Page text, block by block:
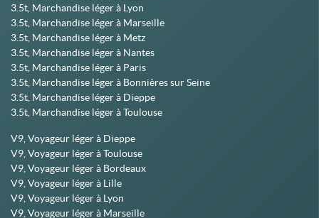
3.5t, Marchandise léger à Lyon
3.5t, Marchandise léger à Marseille
3.5t, Marchandise léger à Metz
3.5t, Marchandise léger à Nantes
3.5t, Marchandise léger à Paris
3.5t, Marchandise léger à Bonnières sur Seine
3.5t, Marchandise léger à Dieppe
3.5t, Marchandise léger à Toulouse
V9, Voyageur léger à Dieppe
V9, Voyageur léger à Toulouse
V9, Voyageur léger à Bordeaux
V9, Voyageur léger à Lille
V9, Voyageur léger à Lyon
V9, Voyageur léger à Marseille